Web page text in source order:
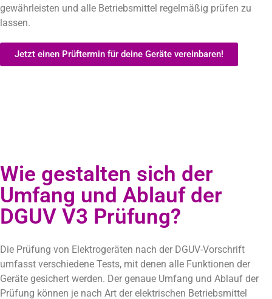
gewährleisten und alle Betriebsmittel regelmäßig prüfen zu
lassen.
Jetzt einen Prüftermin für deine Geräte vereinbaren!
Wie gestalten sich der
Umfang und Ablauf der
DGUV V3 Prüfung?
Die Prüfung von Elektrogeräten nach der DGUV-Vorschrift
umfasst verschiedene Tests, mit denen alle Funktionen der
Geräte gesichert werden. Der genaue Umfang und Ablauf der
Prüfung können je nach Art der elektrischen Betriebsmittel